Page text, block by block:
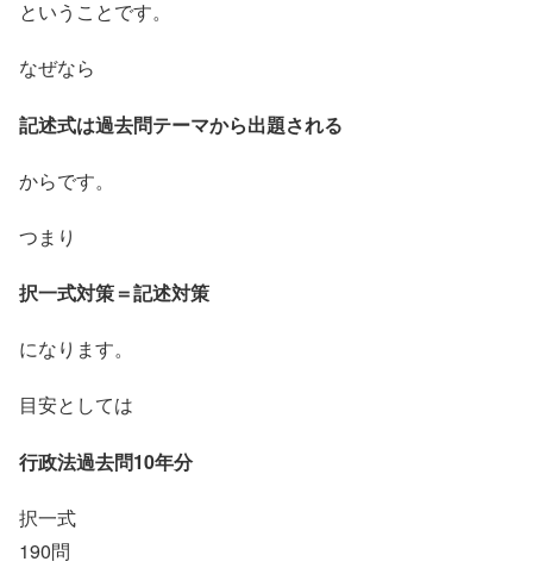
ということです。
なぜなら
記述式は過去問テーマから出題される
からです。
つまり
択一式対策＝記述対策
になります。
目安としては
行政法過去問10年分
択一式
190問